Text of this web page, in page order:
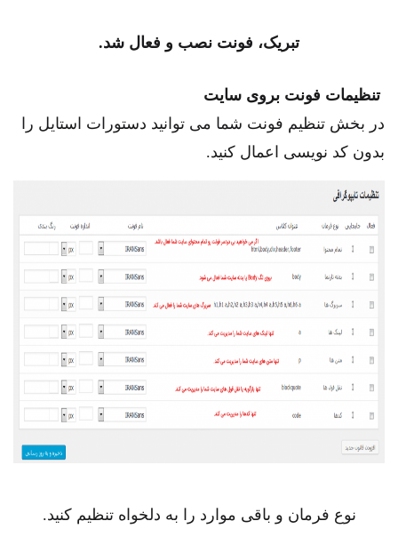
تبریک، فونت نصب و فعال شد.
تنظیمات فونت بروی سایت
در بخش تنظیم فونت شما می توانید دستورات استایل را
بدون کد نویسی اعمال کنید.
نوع فرمان و باقی موارد را به دلخواه تنظیم کنید.